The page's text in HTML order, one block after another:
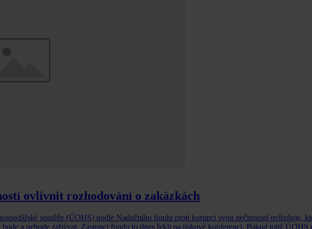
ovlivnit rozhodování o zakázkách
soutěže (ÚOHS) podle Nadačního fondu proti korupci svou nečinností ovlivňuje,
bude a nebude zabývat. Zástupci fondu to dnes řekli na tiskové konferenci. Pokud totiž ÚOHS